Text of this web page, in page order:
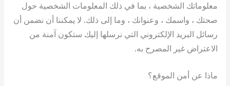
معلوماتك الشخصية ، بما في ذلك المعلومات الشخصية حول
صحتك ، واسمك ، وعنوانك ، وما إلى ذلك. لا يمكننا أن نضمن أن
رسائل البريد الإلكتروني التي نرسلها إليك ستكون آمنة من
الاعتراض غير المصرح به.
ماذا عن أمن الموقع؟